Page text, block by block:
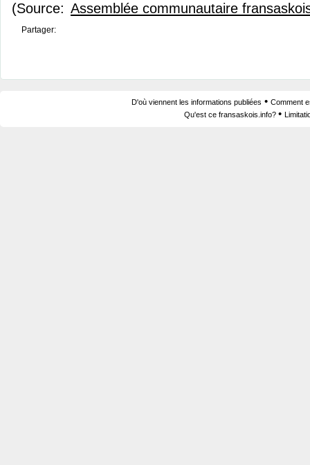
(Source: Assemblée communautaire
Partager:
D'où viennent les informations publiées • Comment
Qu'est ce fransaskois.info? •